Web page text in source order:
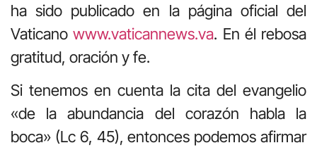
ha sido publicado en la página oficial del
Vaticanowww.vaticannews.va. En él rebosa
gratitud, oración y fe.
Si tenemos en cuenta la cita del evangelio
«de la abundancia del corazón habla la
boca» (Lc 6, 45), entonces podemos afirmar